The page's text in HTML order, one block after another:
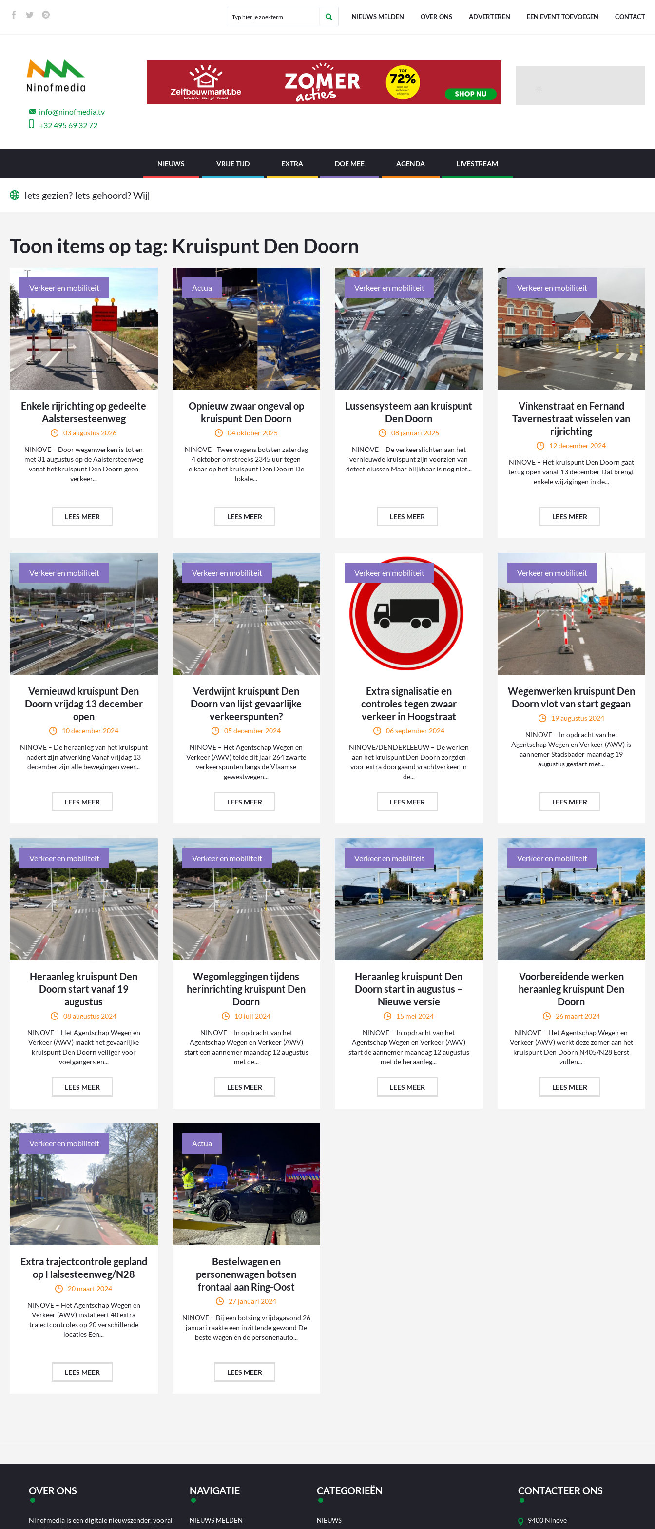
NIEUWS MELDEN OVER ONS ADVERTEREN EEN EVENT TOEVOEGEN CONTACT
info@ninofmedia.tv
+32 495 69 32 72
NIEUWS VRIJE TIJD EXTRA DOE MEE AGENDA LIVESTREAM
Iets gezien? Iets gehoord?Wij
Toon items op tag: Kruispunt Den Doorn
Verkeer en mobiliteit
Enkele rijrichting op gedeelte
Aalstersesteenweg
03 augustus 2026
NINOVE – Door wegenwerken is tot en
met 31 augustus op de Aalstersteenweg
vanaf het kruispunt Den Doorn geen
verkeer...
LEES MEER
Actua
Opnieuw zwaar ongeval op
kruispunt Den Doorn
04 oktober 2025
NINOVE - Twee wagens botsten zaterdag
4 oktober omstreeks 2345 uur tegen
elkaar op het kruispunt Den Doorn De
lokale...
LEES MEER
Verkeer en mobiliteit
Lussensysteem aan kruispunt
Den Doorn
08 januari 2025
NINOVE – De verkeerslichten aan het
vernieuwde kruispunt zijn voorzien van
detectielussen Maar blijkbaar is nog niet...
LEES MEER
Verkeer en mobiliteit
Vinkenstraat en Fernand
Tavernestraat wisselen van
rijrichting
12 december 2024
NINOVE – Het kruispunt Den Doorn gaat
terug open vanaf 13 december Dat brengt
enkele wijzigingen in de...
LEES MEER
Verkeer en mobiliteit
Vernieuwd kruispunt Den
Doorn vrijdag 13 december
open
10 december 2024
NINOVE – De heraanleg van het kruispunt
nadert zijn afwerking Vanaf vrijdag 13
december zijn alle bewegingen weer...
LEES MEER
Verkeer en mobiliteit
Verdwijnt kruispunt Den
Doorn van lijst gevaarlijke
verkeerspunten?
05 december 2024
NINOVE – Het Agentschap Wegen en
Verkeer (AWV) telde dit jaar 264 zwarte
verkeerspunten langs de Vlaamse
gewestwegen...
LEES MEER
Verkeer en mobiliteit
Extra signalisatie en
controles tegen zwaar
verkeer in Hoogstraat
06 september 2024
NINOVE/DENDERLEEUW – De werken
aan het kruispunt Den Doorn zorgden
voor extra doorgaand vrachtverkeer in
de...
LEES MEER
Verkeer en mobiliteit
Wegenwerken kruispunt Den
Doorn vlot van start gegaan
19 augustus 2024
NINOVE – In opdracht van het
Agentschap Wegen en Verkeer (AWV) is
aannemer Stadsbader maandag 19
augustus gestart met...
LEES MEER
Verkeer en mobiliteit
Heraanleg kruispunt Den
Doorn start vanaf 19
augustus
08 augustus 2024
NINOVE – Het Agentschap Wegen en
Verkeer (AWV) maakt het gevaarlijke
kruispunt Den Doorn veiliger voor
voetgangers en...
LEES MEER
Verkeer en mobiliteit
Wegomleggingen tijdens
herinrichting kruispunt Den
Doorn
10 juli 2024
NINOVE – In opdracht van het
Agentschap Wegen en Verkeer (AWV)
start een aannemer maandag 12 augustus
met de...
LEES MEER
Verkeer en mobiliteit
Heraanleg kruispunt Den
Doorn start in augustus –
Nieuwe versie
15 mei 2024
NINOVE – In opdracht van het
Agentschap Wegen en Verkeer (AWV)
start de aannemer maandag 12 augustus
met de heraanleg...
LEES MEER
Verkeer en mobiliteit
Voorbereidende werken
heraanleg kruispunt Den
Doorn
26 maart 2024
NINOVE – Het Agentschap Wegen en
Verkeer (AWV) werkt deze zomer aan het
kruispunt Den Doorn N405/N28 Eerst
zullen...
LEES MEER
Verkeer en mobiliteit
Extra trajectcontrole gepland
op Halsesteenweg/N28
20 maart 2024
NINOVE – Het Agentschap Wegen en
Verkeer (AWV) installeert 40 extra
trajectcontroles op 20 verschillende
locaties Een...
LEES MEER
Actua
Bestelwagen en
personenwagen botsen
frontaal aan Ring-Oost
27 januari 2024
NINOVE – Bij een botsing vrijdagavond 26
januari raakte een inzittende gewond De
bestelwagen en de personenauto...
LEES MEER
OVER ONS
Ninofmedia is een digitale nieuwszender, vooral
NAVIGATIE
NIEUWS MELDEN
CATEGORIEËN
NIEUWS
CONTACTEER ONS
9400 Ninove